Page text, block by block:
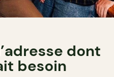
dont
besoin